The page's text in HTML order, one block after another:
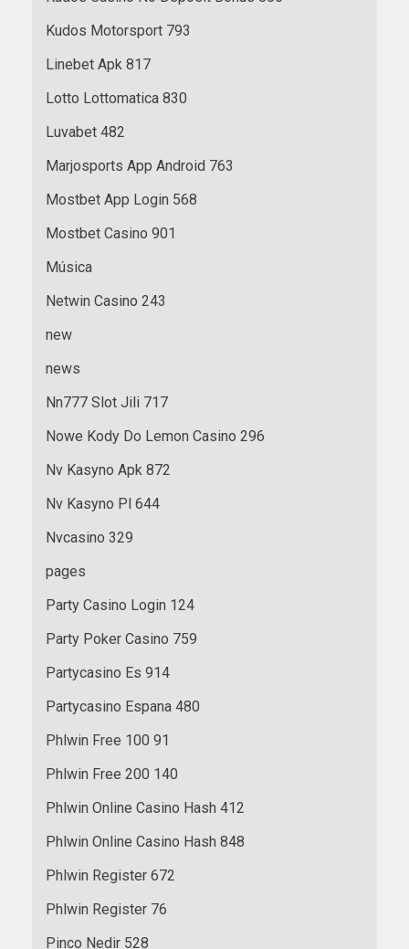
Kudos Motorsport 793
Linebet Apk 817
Lotto Lottomatica 830
Luvabet 482
Marjosports App Android 763
Mostbet App Login 568
Mostbet Casino 901
Música
Netwin Casino 243
new
news
Nn777 Slot Jili 717
Nowe Kody Do Lemon Casino 296
Nv Kasyno Apk 872
Nv Kasyno Pl 644
Nvcasino 329
pages
Party Casino Login 124
Party Poker Casino 759
Partycasino Es 914
Partycasino Espana 480
Phlwin Free 100 91
Phlwin Free 200 140
Phlwin Online Casino Hash 412
Phlwin Online Casino Hash 848
Phlwin Register 672
Phlwin Register 76
Pinco Nedir 528